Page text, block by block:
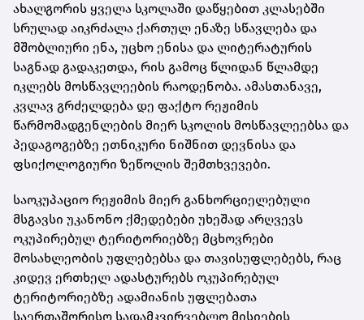
ახალგორის ყველა სკოლაში დაწყებით კლასებში
სრულად აიკრძალა ქართულ ენაზე სწავლება და
მშობლიური ენა, უცხო ენისა და ლიტერატურის
საგნად გადაკეთდა, რის გამოც წლიდან წლამდე
იკლებს მოსწავლეების რაოდენობა. ამასთანავე,
კვლავ გრძელდება დე ფაქტო რეჟიმის
წარმომადგენლების მიერ სკოლის მოსწავლეებსა და
პედაგოგებზე ეთნიკური ნიშნით დევნისა და
ფსიქოლოგიური ზეწოლის შემთხვევები.
საოკუპაციო რეჟიმის მიერ განხორციელებული
მსგავსი უკანონო ქმედებები უხეშად არღვევს
ოკუპირებულ ტერიტორიებზე მცხოვრები
მოსახლეობის უფლებებსა და თავისუფლებებს, რაც
კიდევ ერთხელ ადასტურებს ოკუპირებულ
ტერიტორიებზე ადამიანის უფლებათა
საერთაშორისო სადამკვირვებლო მისიების